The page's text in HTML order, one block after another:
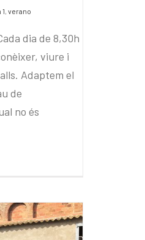
, verano
dia de 8,30h
viure i
Adaptem el
de
no és